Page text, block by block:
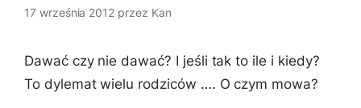
17 września 2012 przez Kan
Dawać czy nie dawać? I jeśli tak to ile i kiedy?
To dylemat wielu rodziców …. O czym mowa?